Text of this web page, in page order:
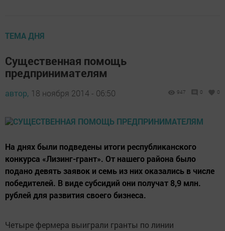
ТЕМА ДНЯ
Существенная помощь
предпринимателям
автор, 18 ноября 2014 - 06:50 947 0 0
На днях были подведены итоги республиканского
конкурса «Лизинг-грант». От нашего района было
подано девять заявок и семь из них оказались в числе
победителей. В виде субсидий они получат 8,9 млн.
рублей для развития своего бизнеса.
Четыре фермера выиграли гранты по линии